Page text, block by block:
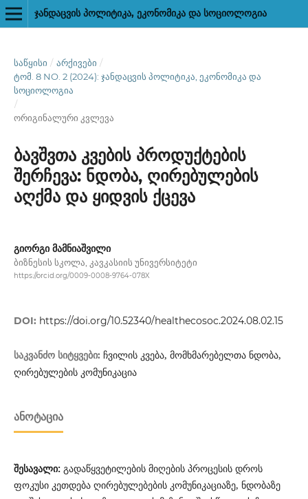
ᲯᲐᲜᲓᲐᲪᲕᲘᲡ ᲞᲝᲚᲘᲢᲘᲙᲐ, ᲔᲙᲝᲜᲝᲛᲘᲙᲐ ᲓᲐ ᲡᲝᲪᲘᲝᲚᲝᲒᲘᲐ
ᲡᲐᲬᲧᲘᲡᲘ / ᲐᲠᲥᲘᲕᲔᲑᲘ /
ᲢᲝᲛ. 8 NO. 2 (2024): ᲯᲐᲜᲓᲐᲪᲕᲘᲡ ᲞᲝᲚᲘᲢᲘᲙᲐ, ᲔᲙᲝᲜᲝᲛᲘᲙᲐ ᲓᲐ
ᲡᲝᲪᲘᲝᲚᲝᲒᲘᲐ
/
ორიგინალური კვლევა
ბავშვთა კვების პროდუქტების
შერჩევა: ნდობა, ღირებულების
აღქმა და ყიდვის ქცევა
გიორგი მამნიაშვილი
ბიზნესის სკოლა, კავკასიის უნივერსიტეტი
https://orcid.org/0009-0008-9764-078X
DOI: https://doi.org/10.52340/healthecosoc.2024.08.02.15
საკვანძო სიტყვები: ჩვილის კვება, მომხმარებელთა ნდობა,
ღირებულების კომუნიკაცია
ᲐᲜᲝᲢᲐᲪᲘᲐ
შესავალი:გადაწყვეტილების მიღების პროცესის დროს
ფოკუსი კეთდება ღირებულებების კომუნიკაციაზე, ნდობაზე